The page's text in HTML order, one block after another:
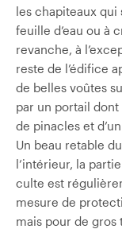
les chapiteaux
feuille d’eau ou à
revanche, à
reste de l’édifice
de belles voûtes
par un portail
de pinacles et
Un beau retable
l’intérieur, la
culte est
mesure de
mais pour de